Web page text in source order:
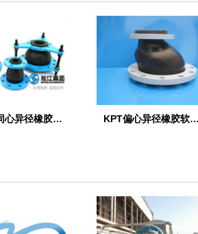
KYT型 同心异径橡胶接头 KPT偏心异径橡